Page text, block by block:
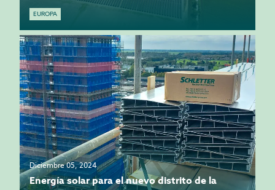
EUROPA
Diciembre 05, 2024
Energía solar para el nuevo distrito de la